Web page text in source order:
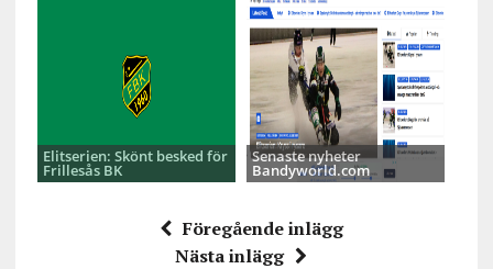
Elitserien: Skönt besked för
Frillesås BK
Senaste nyheter
Bandyworld.com
Föregående inlägg
Nästa inlägg